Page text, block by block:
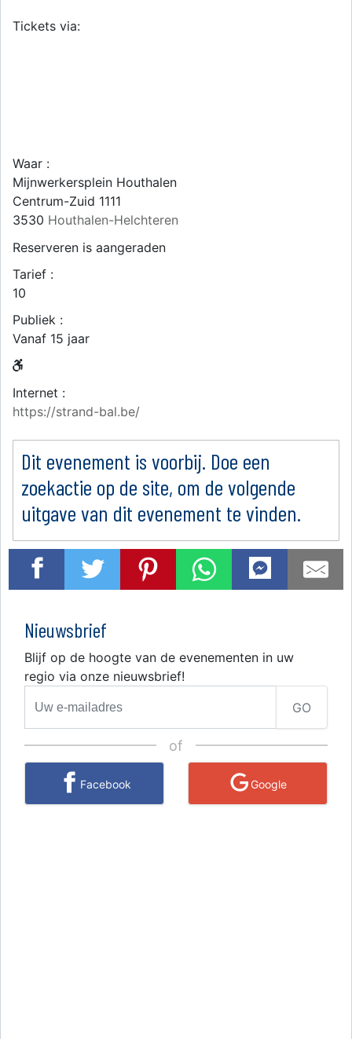
Tickets via:
Waar :
Mijnwerkersplein Houthalen
Centrum-Zuid 1111
3530 Houthalen-Helchteren
Reserveren is aangeraden
Tarief :
10
Publiek :
Vanaf 15 jaar
Internet :
https://strand-bal.be/
Dit evenement is voorbij. Doe een
zoekactie op de site, om de volgende
uitgave van dit evenement te vinden.
Nieuwsbrief
Blijf op de hoogte van de evenementen in uw
regio via onze nieuwsbrief!
GO
of
Facebook Google